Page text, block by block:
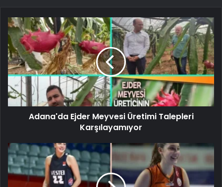
Adana'da Ejder Meyvesi Üretimi Talepleri
Karşılayamıyor